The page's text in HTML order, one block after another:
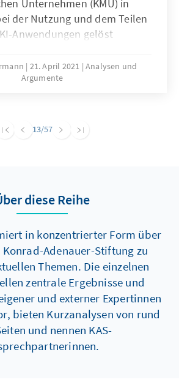
Unternehmen (KMU) in
der Nutzung und dem Teilen
Anwendungen gelöst
Problemlage von KMU in
dar, ermittelt Ursachen und
21. April 2021
Analysen und
Argumente
13/57
diese Reihe
in konzentrierter Form über
Konrad-Adenauer-Stiftung zu
Themen. Die einzelnen
zentrale Ergebnisse und
und externer Expertinnen
bieten Kurzanalysen von rund
und nennen KAS-